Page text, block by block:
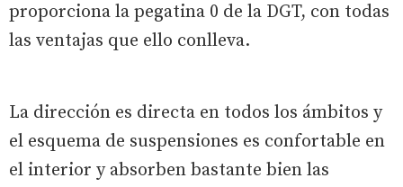
proporciona la pegatina 0 de la DGT, con todas
las ventajas que ello conlleva.
La dirección es directa en todos los ámbitos y
el esquema de suspensiones es confortable en
el interior y absorben bastante bien las